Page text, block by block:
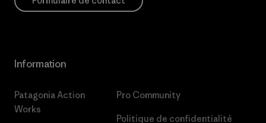
Information
Patagonia Action
Works
Pro Community
Politique de confidentialité